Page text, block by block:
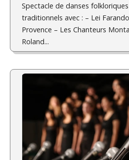
Spectacle de danses
traditionnels avec : – Lei
Provence – Les Chanteurs
Roland...